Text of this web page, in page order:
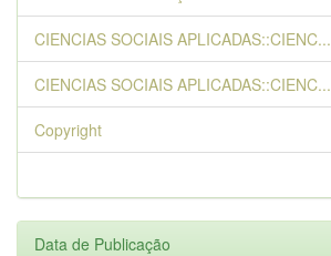
CIENCIAS SOCIAIS APLICADAS::CIENC...
CIENCIAS SOCIAIS APLICADAS::CIENC...
Copyright
Data de Publicação